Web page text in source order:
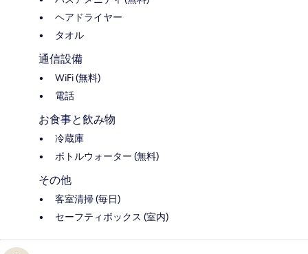
ヘアドライヤー
タオル
通信設備
WiFi (無料)
電話
お食事と飲み物
冷蔵庫
ボトルウォーター (無料)
その他
客室清掃 (毎日)
セーフティボックス (室内)